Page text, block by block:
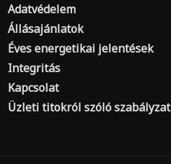
Adatvédelem
Állásajánlatok
Éves energetikai jelentések
Integritás
Kapcsolat
Üzleti titokról szóló szabályzat